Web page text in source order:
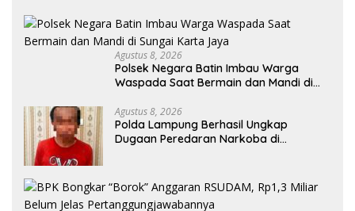
Agustus 8, 2026
Polsek Negara Batin Imbau Warga
Waspada Saat Bermain dan Mandi di
Agustus 8, 2026
Polda Lampung Berhasil Ungkap
Dugaan Peredaran Narkoba di